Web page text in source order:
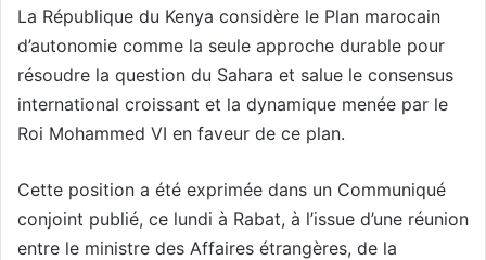
La République du Kenya considère le Plan marocain
d’autonomie comme la seule approche durable pour
résoudre la question du Sahara et salue le consensus
international croissant et la dynamique menée par le
Roi Mohammed VI en faveur de ce plan.
Cette position a été exprimée dans un Communiqué
conjoint publié, ce lundi à Rabat, à l’issue d’une réunion
entre le ministre des Affaires étrangères, de la